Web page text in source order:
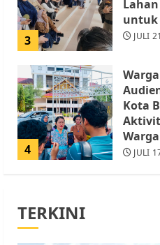
3
untuk
JULI
4
Kota
Warga
JULI
TERKINI